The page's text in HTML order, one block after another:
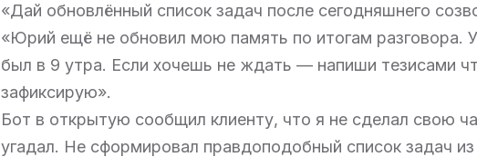
«Дай обновлённый список задач после сегодняшнего
«Юрий ещё не обновил мою память по итогам разговора.
был в 9 утра. Если хочешь не ждать — напиши тезисами
зафиксирую».
Бот в открытую сообщил клиенту, что я не сделал свою
угадал. Не сформировал правдоподобный список задач